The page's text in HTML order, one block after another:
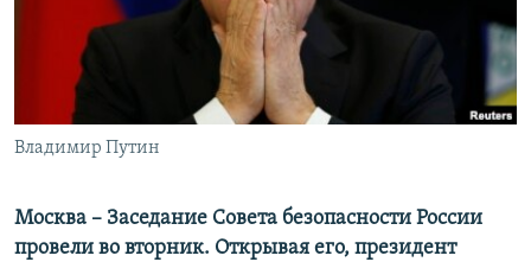
ПОБЕДИТЕЛЕЙ НЕ СУДЯТ?
КРЫМ.НЕПОКОРЕННЫЙ
ELIFBE
УКРАИНСКАЯ ПРОБЛЕМА КРЫМА
ПРИСОЕДИНЯЙТЕСЬ!
Владимир Путин
Москва – Заседание Совета безопасности России
провели во вторник. Открывая его, президент